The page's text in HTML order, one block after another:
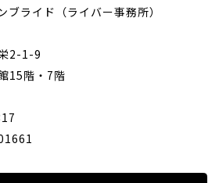
ブライド（ライバー事務所）
2-1-9
15階・7階